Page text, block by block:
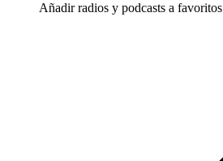
Añadir radios y podcasts a favoritos